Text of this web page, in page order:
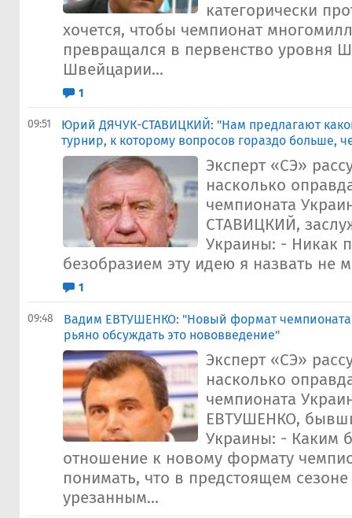
категорически
хочется, чтобы чемпионат
превращался в первенство уровня
Швейцарии...
1
09:51
Юрий ДЯЧУК-СТАВИЦКИЙ: "Нам предлагают
турнир, к которому вопросов гораздо больше,
Эксперт «СЭ»
насколько
чемпионата
СТАВИЦКИЙ,
Украины: - Никак
безобразием эту идею я назвать не
1
09:48
Вадим ЕВТУШЕНКО: "Новый формат
рьяно обсуждать это нововведение"
Эксперт «СЭ»
насколько
чемпионата
ЕВТУШЕНКО,
Украины: - Каким
отношение к новому формату
понимать, что в предстоящем сезоне
урезанным...